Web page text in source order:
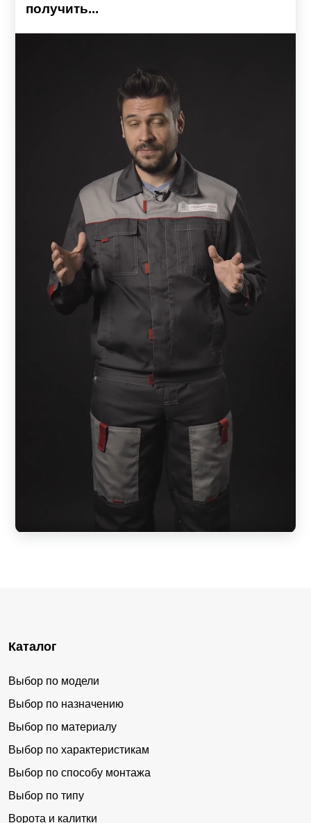
получить...
Каталог
Выбор по модели
Выбор по назначению
Выбор по материалу
Выбор по характеристикам
Выбор по способу монтажа
Выбор по типу
Ворота и калитки